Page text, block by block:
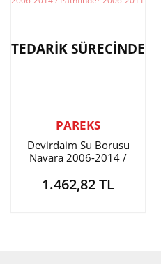
TEDARİK SÜRECİNDE
PAREKS
Devirdaim Su Borusu
Navara 2006-2014 /
1.462,82 TL